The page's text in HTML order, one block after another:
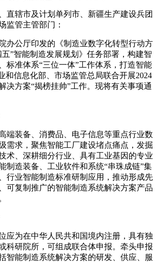
直辖市及计划单列市、新疆生产建设兵团
监管主管部门：
办公厅印发的《制造业数字化转型行动方
”智能制造发展规划》任务部署，构建智
标准体系“三位一体”工作体系，打造智能
和信息化部、市场监管总局联合开展2024
决方案“揭榜挂帅”工作。现将有关事项通
端装备、消费品、电子信息等重点行业数
需求，聚焦智能工厂建设堵点痛点，发掘
术、深耕细分行业、具有工业基因的专业
制造装备、工业软件和系统“串珠成链”集
行业智能制造标准研制应用，推动形成先
可复制推广的智能制造系统解决方案产品
应为在中华人民共和国境内注册，具有独
科研院所，可组成联合体申报。牵头申报
智能制造系统解决方案的研发、供应、服